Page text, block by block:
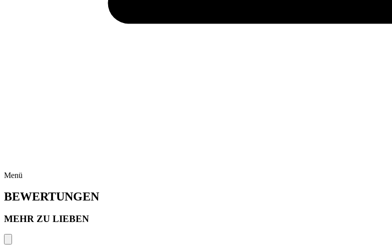
Menü
BEWERTUNGEN
MEHR ZU LIEBEN